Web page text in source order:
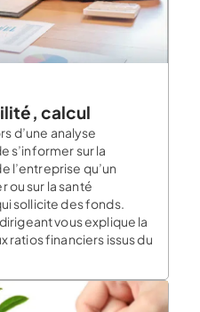
calcul
d’une analyse
s’informer sur la
l’entreprise qu’un
ou sur la santé
sollicite des fonds.
vous explique la
ratios financiers issus du